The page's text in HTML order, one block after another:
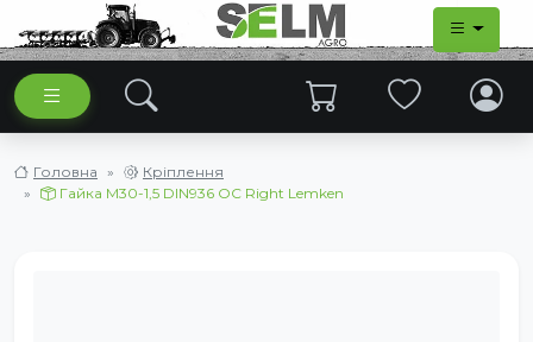
Головна
Кріплення
Гайка М30-1,5 DIN936 OC Right Lemken